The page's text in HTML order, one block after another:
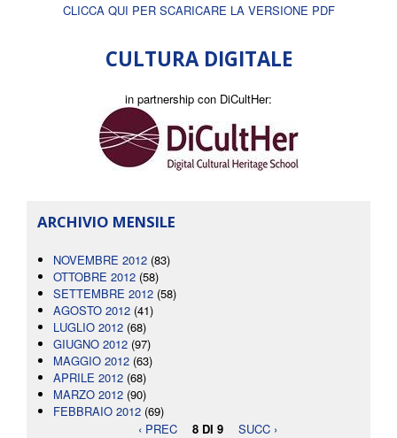
CLICCA QUI PER SCARICARE LA VERSIONE PDF
CULTURA DIGITALE
in partnership con DiCultHer:
ARCHIVIO MENSILE
NOVEMBRE 2012 (83)
OTTOBRE 2012 (58)
SETTEMBRE 2012 (58)
AGOSTO 2012 (41)
LUGLIO 2012 (68)
GIUGNO 2012 (97)
MAGGIO 2012 (63)
APRILE 2012 (68)
MARZO 2012 (90)
FEBBRAIO 2012 (69)
‹ PREC
8 DI 9 SUCC ›